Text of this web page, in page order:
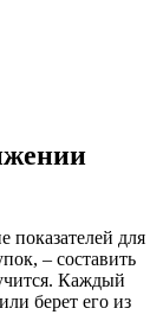
для
– составить
Каждый
берет его из